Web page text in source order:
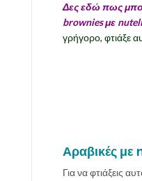
Δες εδώ πως
brownies με
γρήγορο, φτιάξε
Αραβικές
Για να φτιάξεις